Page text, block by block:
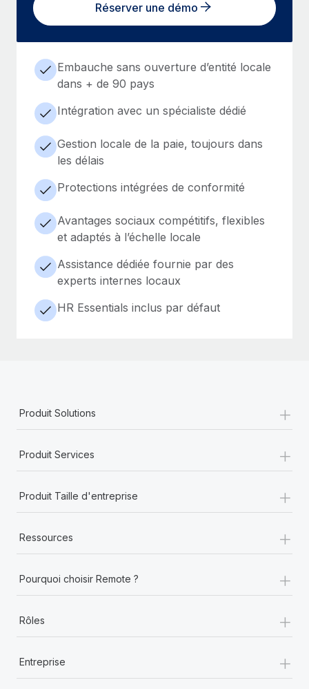
Réserver une démo
Embauche sans ouverture d’entité locale
dans + de 90 pays
Intégration avec un spécialiste dédié
Gestion locale de la paie, toujours dans
les délais
Protections intégrées de conformité
Avantages sociaux compétitifs, flexibles
et adaptés à l’échelle locale
Assistance dédiée fournie par des
experts internes locaux
HR Essentials inclus par défaut
Produit Solutions +
Produit Services +
Produit Taille d'entreprise +
Ressources +
Pourquoi choisir Remote ? +
Rôles +
Entreprise +